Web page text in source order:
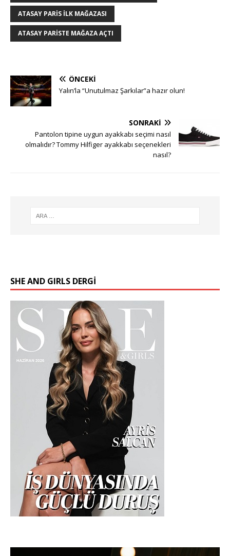
ATASAY PARIS ILK MAĞAZASI
ATASAY PARISTE MAĞAZA AÇTI
ÖNCEKI
Yalın’la “Unutulmaz Şarkılar”a hazır olun!
SONRAKI
Pantolon tipine uygun ayakkabı seçimi nasıl
olmalıdır? Tommy Hilfiger ayakkabı seçenekleri
nasıl?
SHE AND GIRLS DERGİ